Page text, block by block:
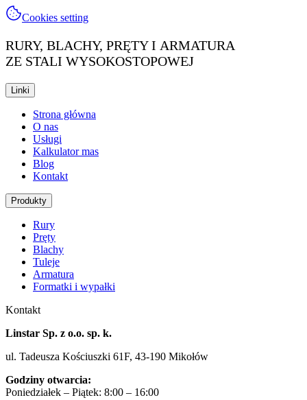
Cookies setting
RURY, BLACHY, PRĘTY I ARMATURA
ZE STALI WYSOKOSTOPOWEJ
Linki
Strona główna
O nas
Usługi
Kalkulator mas
Blog
Kontakt
Produkty
Rury
Pręty
Blachy
Tuleje
Armatura
Formatki i wypałki
Kontakt
Linstar Sp. z o.o. sp. k.
ul. Tadeusza Kościuszki 61F, 43-190 Mikołów
Godziny otwarcia:
Poniedziałek – Piątek: 8:00 – 16:00